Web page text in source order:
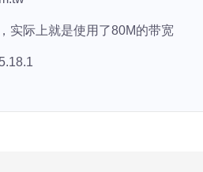
实际上就是使用了80M的带宽